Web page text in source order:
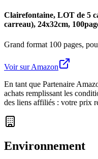
Clairefontaine, LOT de 5
carreau), 24x32cm,
Grand format 100 pages,
Voir sur Amazon
En tant que Partenaire
achats remplissant les
des liens affiliés : votre prix
Environnement